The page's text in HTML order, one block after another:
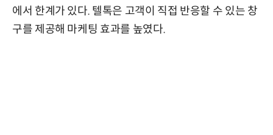
에서 한계가 있다. 텔톡은 고객이 직접 반응할 수 있는 창
구를 제공해 마케팅 효과를 높였다.